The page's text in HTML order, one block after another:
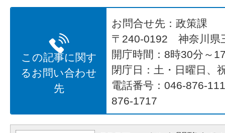
この記事に関す
るお問い合わせ
先
お問合せ先：政策課
〒240-0192 神奈川県
開庁時間：8時30分～
閉庁日：土・日曜日、
電話番号：046-876-
876-1717